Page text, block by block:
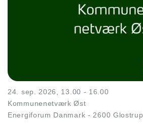
24. sep. 2026, 13.00 - 16.00
Kommunenetværk Øst
Energiforum Danmark - 2600 Glostrup